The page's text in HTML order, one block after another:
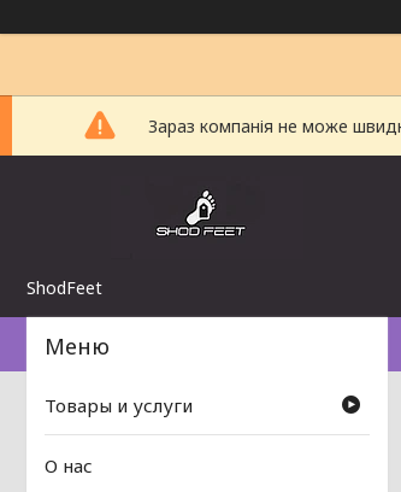
Зараз компанія не може
ShodFeet
Товары и услуги
О нас